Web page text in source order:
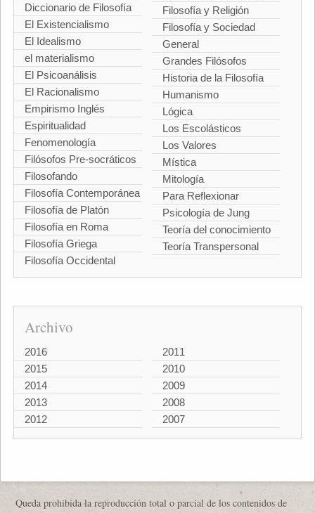
Diccionario de Filosofía
El Existencialismo
El Idealismo
el materialismo
El Psicoanálisis
El Racionalismo
Empirismo Inglés
Espiritualidad
Fenomenología
Filósofos Pre-socráticos
Filosofando
Filosofía Contemporánea
Filosofía de Platón
Filosofía en Roma
Filosofía Griega
Filosofía Occidental
Filosofía y Religión
Filosofía y Sociedad
General
Grandes Filósofos
Historia de la Filosofía
Humanismo
Lógica
Los Escolásticos
Los Valores
Mística
Mitología
Para Reflexionar
Psicología de Jung
Teoría del conocimiento
Teoría Transpersonal
Archivo
2016
2015
2014
2013
2012
2011
2010
2009
2008
2007
Queda prohibida la reproducción total o parcial de los contenidos de